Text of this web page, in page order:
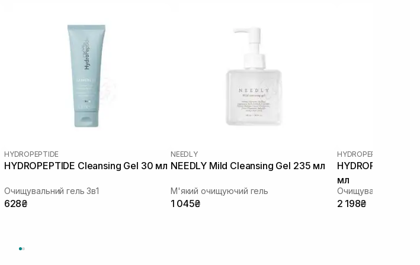
HYDROPEPTIDE
HYDROPEPTIDE Cleansing Gel 30 мл
Очищувальний гель 3в1
628₴
NEEDLY
NEEDLY Mild Cleansing Gel 235 мл
М'який очищуючий гель
1 045₴
HYDROPEPTIDE
HYDROPEPTIDE
мл
Очищувальний гель
2 198₴